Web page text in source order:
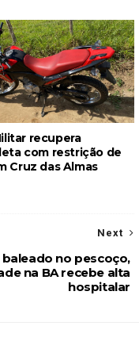
recupera
com restrição de
Cruz das Almas
Next
no pescoço,
na BA recebe alta
hospitalar